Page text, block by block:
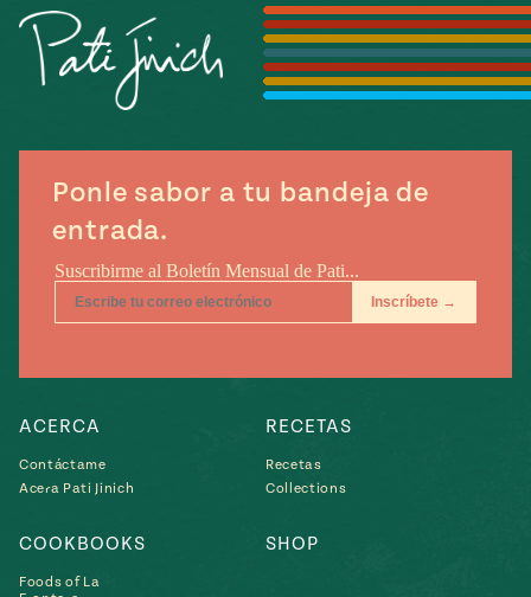
Ponle sabor a tu bandeja de
entrada.
ACERCA
Contáctame
Acera Pati Jinich
RECETAS
Recetas
Collections
COOKBOOKS
Foods of La
SHOP